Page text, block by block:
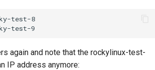
test-8
again and note that the rockylinux-test-
IP address anymore: